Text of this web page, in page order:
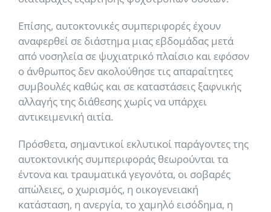
Επίσης, αυτοκτονικές συμπεριφορές έχουν
αναφερθεί σε διάστημα μιας εβδομάδας μετά
από νοσηλεία σε ψυχιατρικό πλαίσιο και εφόσον
ο άνθρωπος δεν ακολούθησε τις απαραίτητες
συμβουλές καθώς και σε καταστάσεις ξαφνικής
αλλαγής της διάθεσης χωρίς να υπάρχει
αντικειμενική αιτία.
Πρόσθετα, σημαντικοί εκλυτικοί παράγοντες της
αυτοκτονικής συμπεριφοράς θεωρούνται τα
έντονα και τραυματικά γεγονότα, οι σοβαρές
απώλειες, ο χωρισμός, η οικογενειακή
κατάσταση, η ανεργία, το χαμηλό εισόδημα, η